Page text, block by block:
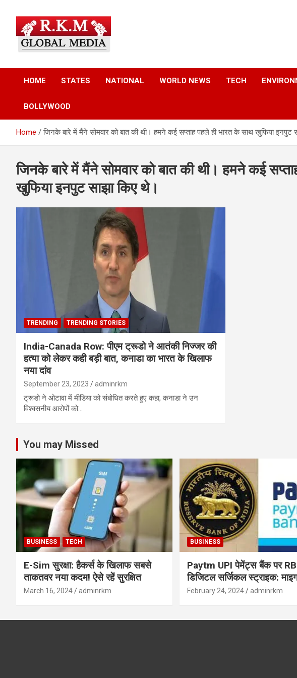
content
Latest Hindi News &
Global Media
and the World
HOME
STATES NATIONAL WORLD NEWS TECH
BOLLYWOOD
Home जिनके बारे में मैंने सोमवार को बात की थी। हमने कई सप्ताह पहले ही भारत के साथ खुफिया इनपुट
जिनके बारे में मैंने सोमवार को बात की थी। हमने कई
खुफिया इनपुट साझा किए थे।
TRENDING TRENDING STORIES
India-Canada Row: पीएम ट्रूडो ने आतंकी निज्जर की
हत्या को लेकर कही बड़ी बात, कनाडा का भारत के खिलाफ
नया दांव
September 23, 2023 adminrkm
ट्रूडो ने ओटावा में मीडिया को संबोधित करते हुए कहा, कनाडा ने उन
विश्वसनीय आरोपों को…
You may Missed
BUSINESS TECH
E-Sim सुरक्षा: हैकर्स के खिलाफ सबसे
ताकतवर नया कदम! ऐसे रहें सुरक्षित
March 16, 2024 adminrkm
BUSINESS
Paytm UPI पेमेंट्स बैंक पर
डिजिटल सर्जिकल स्ट्राइक:
सुरक्षा और उपयोगकर्ताओं के लिए
February 24, 2024 adminrkm